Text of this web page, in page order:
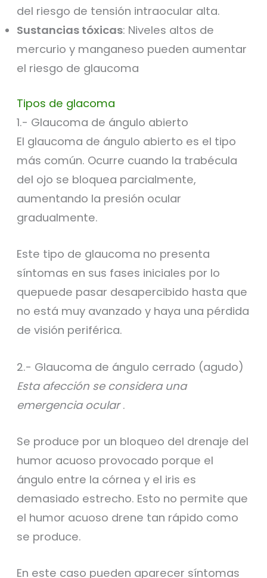
del riesgo de tensión intraocular alta.
Sustancias tóxicas: Niveles altos de
mercurio y manganeso pueden aumentar
el riesgo de glaucoma
Tipos de glacoma
1.- Glaucoma de ángulo abierto
El glaucoma de ángulo abierto es el tipo
más común. Ocurre cuando la trabécula
del ojo se bloquea parcialmente,
aumentando la presión ocular
gradualmente.
Este tipo de glaucoma no presenta
síntomas en sus fases iniciales por lo
quepuede pasar desapercibido hasta que
no está muy avanzado y haya una pérdida
de visión periférica.
2.- Glaucoma de ángulo cerrado (agudo)
Esta afección se considera una
emergencia ocular.
Se produce por un bloqueo del drenaje del
humor acuoso provocado porque el
ángulo entre la córnea y el iris es
demasiado estrecho. Esto no permite que
el humor acuoso drene tan rápido como
se produce.
En este caso pueden aparecer síntomas